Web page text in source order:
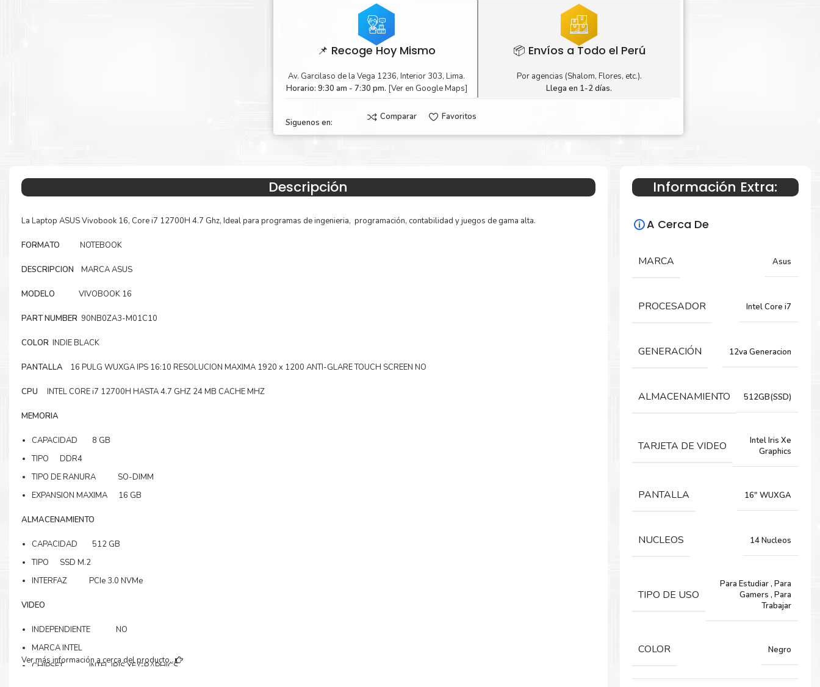
📌 Recoge Hoy Mismo
Av. Garcilaso de la Vega 1236, Interior 303, Lima.
Horario: 9:30 am - 7:30 pm. [Ver en Google Maps]
📦 Envíos a Todo el Perú
Por agencias (Shalom, Flores, etc.).
Llega en 1-2 días.
Siguenos en:
Comparar Favoritos
Descripción
La Laptop ASUS Vivobook 16, Core i7 12700H 4.7 Ghz, Ideal para programas de ingenieria, programación, contabilidad y juegos de gama alta.
FORMATO NOTEBOOK
DESCRIPCION MARCA ASUS
MODELO VIVOBOOK 16
PART NUMBER 90NB0ZA3-M01C10
COLOR INDIE BLACK
PANTALLA 16 PULG WUXGA IPS 16:10 RESOLUCION MAXIMA 1920 x 1200 ANTI-GLARE TOUCH SCREEN NO
CPU INTEL CORE i7 12700H HASTA 4.7 GHZ 24 MB CACHE MHZ
MEMORIA
CAPACIDAD 8 GB
TIPO DDR4
TIPO DE RANURA SO-DIMM
EXPANSION MAXIMA 16 GB
ALMACENAMIENTO
CAPACIDAD 512 GB
TIPO SSD M.2
INTERFAZ PCIe 3.0 NVMe
VIDEO
INDEPENDIENTE NO
MARCA INTEL
CHIPSET INTEL IRIS XE GRAPHICS
Ver más información a cerca del producto...
Información Extra:
A Cerca De
MARCA Asus
PROCESADOR Intel Core i7
GENERACIÓN 12va Generacion
ALMACENAMIENTO 512GB(SSD)
TARJETA DE VIDEO
Intel Iris Xe
Graphics
PANTALLA 16" WUXGA
NUCLEOS 14 Nucleos
TIPO DE USO
Para Estudiar, Para
Gamers , Para
Trabajar
COLOR Negro